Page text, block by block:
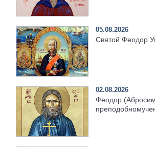
05.08.2026
02.08.2026
Феодор (Абросимов),